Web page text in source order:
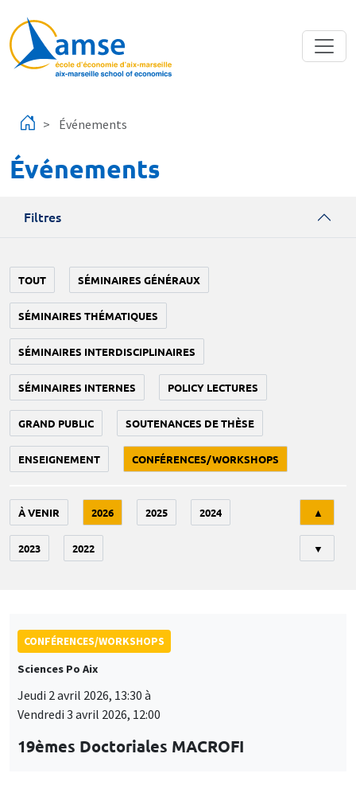
Événements
Événements
Filtres
TOUT SÉMINAIRES GÉNÉRAUX
SÉMINAIRES THÉMATIQUES
SÉMINAIRES INTERDISCIPLINAIRES
SÉMINAIRES INTERNES POLICY LECTURES
GRAND PUBLIC SOUTENANCES DE THÈSE
ENSEIGNEMENT CONFÉRENCES/WORKSHOPS
À VENIR 2026 2025 2024
2023 2022
▲
▼
CONFÉRENCES/WORKSHOPS
Sciences Po Aix
Jeudi 2 avril 2026, 13:30 à
Vendredi 3 avril 2026, 12:00
19èmes Doctoriales MACROFI